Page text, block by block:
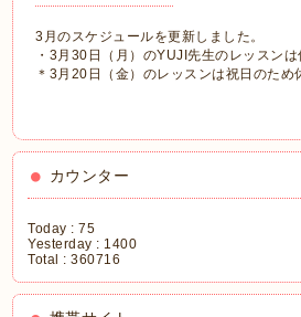
3月のスケジュールを更新しました。
・3月30日（月）のYUJI先生のレッスンは
＊3月20日（金）のレッスンは祝日のため
カウンター
Today :75
Yesterday : 1400
Total :360716